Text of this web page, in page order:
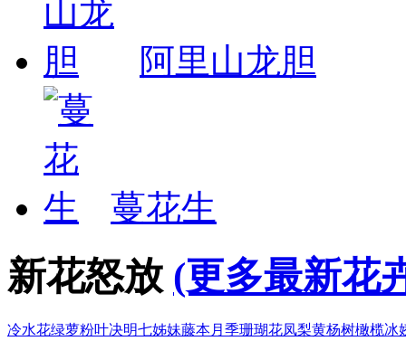
阿里山龙胆
蔓花生
新花怒放 (更多最新花
冷水花绿萝粉叶决明七姊妹藤本月季珊瑚花凤梨黄杨树橄榄冰